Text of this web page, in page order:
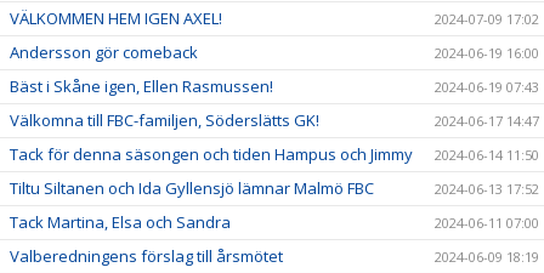
VÄLKOMMEN HEM IGEN AXEL! 2024-07-09 17:02
Andersson gör comeback 2024-06-19 16:00
Bäst i Skåne igen, Ellen Rasmussen! 2024-06-19 07:43
Välkomna till FBC-familjen, Söderslätts GK! 2024-06-17 14:47
Tack för denna säsongen och tiden Hampus och Jimmy 2024-06-14 11:50
Tiltu Siltanen och Ida Gyllensjö lämnar Malmö FBC 2024-06-13 17:52
Tack Martina, Elsa och Sandra 2024-06-11 07:00
Valberedningens förslag till årsmötet 2024-06-09 18:19